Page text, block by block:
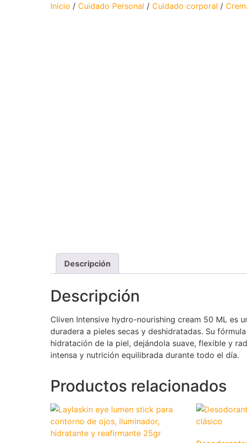
Inicio / Cuidado Personal / Cuidado corporal /
Descripción
Descripción
Cliven Intensive hydro-nourishing cream 50 ML es
duradera a pieles secas y deshidratadas. Su
hidratación de la piel, dejándola suave, flexible y
intensa y nutrición equilibrada durante todo el día.
Productos relacionados